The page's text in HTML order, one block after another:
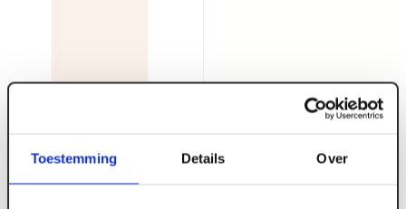
Toestemming Details Over
Magnolia nr.1813 Sei